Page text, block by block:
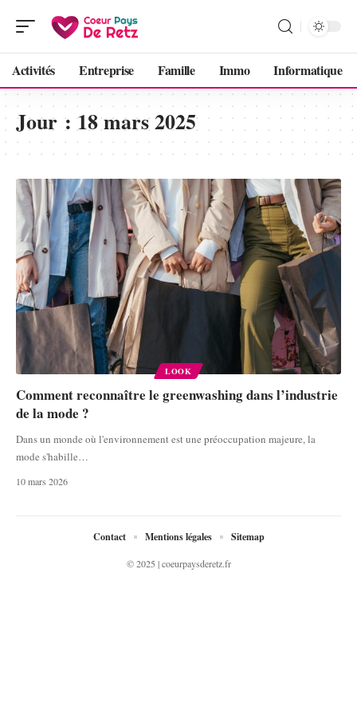
Activités Entreprise Famille Immo Informatique
Jour :18 mars 2025
LOOK
Comment reconnaître le greenwashing dans l’industrie
de la mode ?
Dans un monde où l'environnement est une préoccupation majeure, la
mode s'habille…
10 mars 2026
© 2025 | coeurpaysderetz.fr
Contact Mentions légales Sitemap